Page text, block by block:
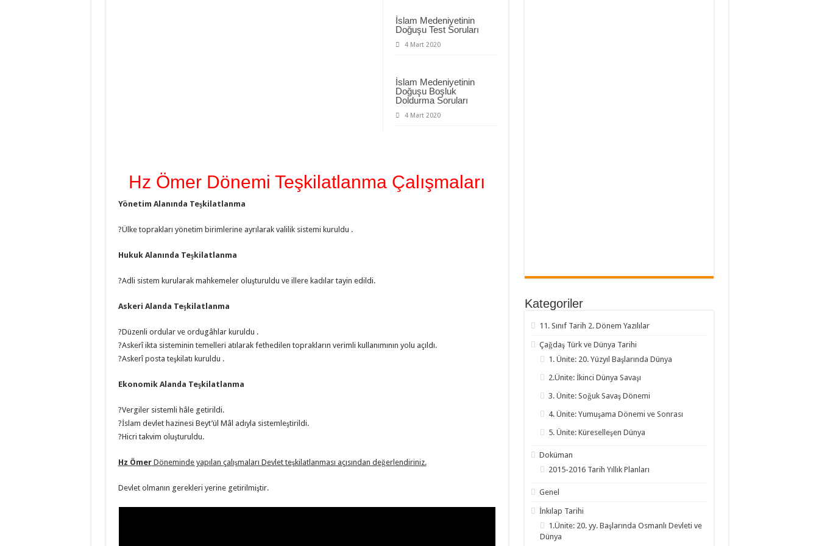
İslam Medeniyetinin
Doğuşu Test Soruları
4 Mart 2020
İslam Medeniyetinin
Doğuşu Boşluk
Doldurma Soruları
4 Mart 2020
Hz Ömer Dönemi Teşkilatlanma Çalışmaları
Yönetim Alanında Teşkilatlanma
?Ülke toprakları yönetim birimlerine ayrılarak valilik sistemi kuruldu .
Hukuk Alanında Teşkilatlanma
?Adli sistem kurularak mahkemeler oluşturuldu ve illere kadılar tayin edildi.
Askeri Alanda Teşkilatlanma
?Düzenli ordular ve ordugâhlar kuruldu .
?Askerî ikta sisteminin temelleri atılarak fethedilen toprakların verimli kullanımının yolu açıldı.
?Askerî posta teşkilatı kuruldu .
Ekonomik Alanda Teşkilatlanma
?Vergiler sistemli hâle getirildi.
?İslam devlet hazinesi Beyt’ül Mâl adıyla sistemleştirildi.
?Hicri takvim oluşturuldu.
Hz ÖmerDöneminde yapılan çalışmaları Devlet teşkilatlanması açısından değerlendiriniz.
Devlet olmanın gerekleri yerine getirilmiştir.
Kategoriler
11. Sınıf Tarih 2. Dönem Yazılılar
Çağdaş Türk ve Dünya Tarihi
1. Ünite: 20. Yüzyıl Başlarında Dünya
2.Ünite: İkinci Dünya Savaşı
3. Ünite: Soğuk Savaş Dönemi
4. Ünite: Yumuşama Dönemi ve Sonrası
5. Ünite: Küreselleşen Dünya
Doküman
2015-2016 Tarih Yıllık Planları
Genel
İnkılap Tarihi
1.Ünite: 20. yy. Başlarında Osmanlı Devleti ve
Dünya